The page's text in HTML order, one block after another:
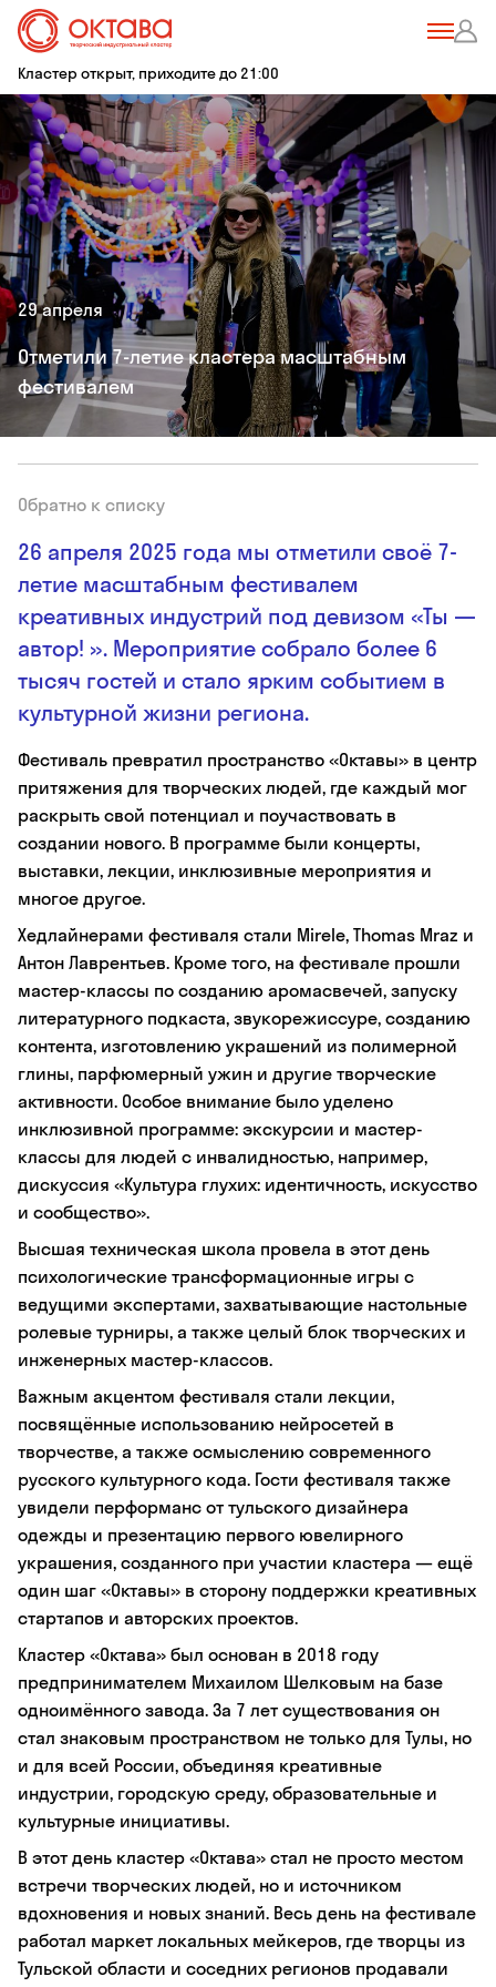
Кластер открыт, приходите до 21:00
29 апреля
Отметили 7-летие кластера масштабным
фестивалем
26 апреля 2025 года мы отметили своё 7-
летие масштабным фестивалем
креативных индустрий под девизом «Ты —
автор! ». Мероприятие собрало более 6
тысяч гостей и стало ярким событием в
культурной жизни региона.
Фестиваль превратил пространство «Октавы» в центр
притяжения для творческих людей, где каждый мог
раскрыть свой потенциал и поучаствовать в
создании нового. В программе были концерты,
выставки, лекции, инклюзивные мероприятия и
многое другое.
Хедлайнерами фестиваля стали Mirele, Thomas Mraz и
Антон Лаврентьев. Кроме того, на фестивале прошли
мастер-классы по созданию аромасвечей, запуску
литературного подкаста, звукорежиссуре, созданию
контента, изготовлению украшений из полимерной
глины, парфюмерный ужин и другие творческие
активности. Особое внимание было уделено
инклюзивной программе: экскурсии и мастер-
классы для людей с инвалидностью, например,
дискуссия «Культура глухих: идентичность, искусство
и сообщество».
Высшая техническая школа провела в этот день
психологические трансформационные игры с
ведущими экспертами, захватывающие настольные
ролевые турниры, а также целый блок творческих и
инженерных мастер-классов.
Важным акцентом фестиваля стали лекции,
посвящённые использованию нейросетей в
творчестве, а также осмыслению современного
русского культурного кода. Гости фестиваля также
увидели перформанс от тульского дизайнера
одежды и презентацию первого ювелирного
украшения, созданного при участии кластера — ещё
один шаг «Октавы» в сторону поддержки креативных
стартапов и авторских проектов.
Кластер «Октава» был основан в 2018 году
предпринимателем Михаилом Шелковым на базе
одноимённого завода. За 7 лет существования он
стал знаковым пространством не только для Тулы, но
и для всей России, объединяя креативные
индустрии, городскую среду, образовательные и
культурные инициативы.
В этот день кластер «Октава» стал не просто местом
встречи творческих людей, но и источником
вдохновения и новых знаний. Весь день на фестивале
работал маркет локальных мейкеров, где творцы из
Тульской области и соседних регионов продавали
Обратно к списку